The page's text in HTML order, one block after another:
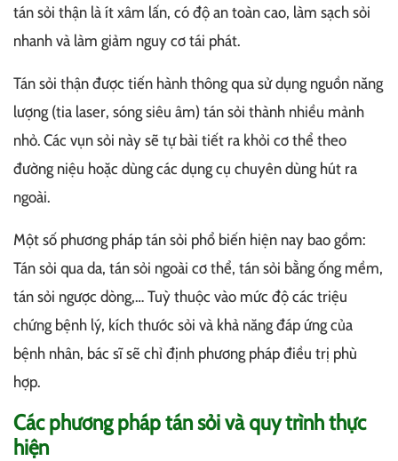
tán sỏi thận là ít xâm lấn, có độ an toàn cao, làm sạch sỏi
nhanh và làm giảm nguy cơ tái phát.
Tán sỏi thận được tiến hành thông qua sử dụng nguồn năng
lượng (tia laser, sóng siêu âm) tán sỏi thành nhiều mảnh
nhỏ. Các vụn sỏi này sẽ tự bài tiết ra khỏi cơ thể theo
đường niệu hoặc dùng các dụng cụ chuyên dùng hút ra
ngoài.
Một số phương pháp tán sỏi phổ biến hiện nay bao gồm:
Tán sỏi qua da, tán sỏi ngoài cơ thể, tán sỏi bằng ống mềm,
tán sỏi ngược dòng,… Tuỳ thuộc vào mức độ các triệu
chứng bệnh lý, kích thước sỏi và khả năng đáp ứng của
bệnh nhân, bác sĩ sẽ chỉ định phương pháp điều trị phù
hợp.
Các phương pháp tán sỏi và quy trình thực
hiện